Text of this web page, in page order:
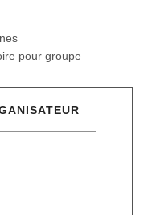
pour groupe